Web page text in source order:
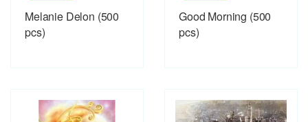
Melanie Delon (500
pcs)
Good Morning (500
pcs)